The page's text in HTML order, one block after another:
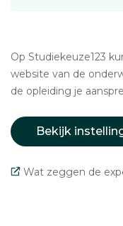
Op Studiekeuze123
website van de
de opleiding je
Bekijk
Wat zeggen de